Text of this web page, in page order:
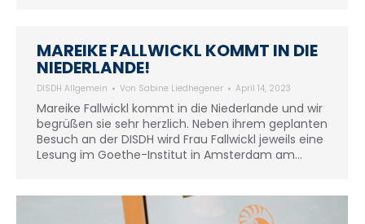
MAREIKE FALLWICKL KOMMT IN DIE
NIEDERLANDE!
DISDH Allgemein Von Sabine Liedhegener April 14, 2023
Mareike Fallwickl kommt in die Niederlande und wir
begrüßen sie sehr herzlich. Neben ihrem geplanten
Besuch an der DISDH wird Frau Fallwickl jeweils eine
Lesung im Goethe-Institut in Amsterdam am…